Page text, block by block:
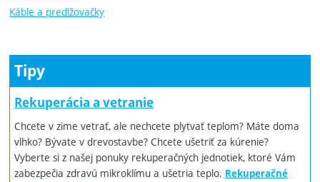
Káble a predlžovačky
Tipy
Rekuperácia a vetranie
Chcete v zime vetrať, ale nechcete plytvať teplom? Máte doma
vlhko? Bývate v drevostavbe? Chcete ušetriť za kúrenie?
Vyberte si z našej ponuky rekuperačných jednotiek, ktoré Vám
zabezpečia zdravú mikroklímu a ušetria teplo. Rekuperačné